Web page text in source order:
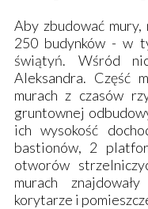
Aby zbudować
250 budynków - w
świątyń. Wśród
Aleksandra. Część
murach z czasów
gruntownej
ich wysokość
bastionów, 2
otworów
murach
korytarze i